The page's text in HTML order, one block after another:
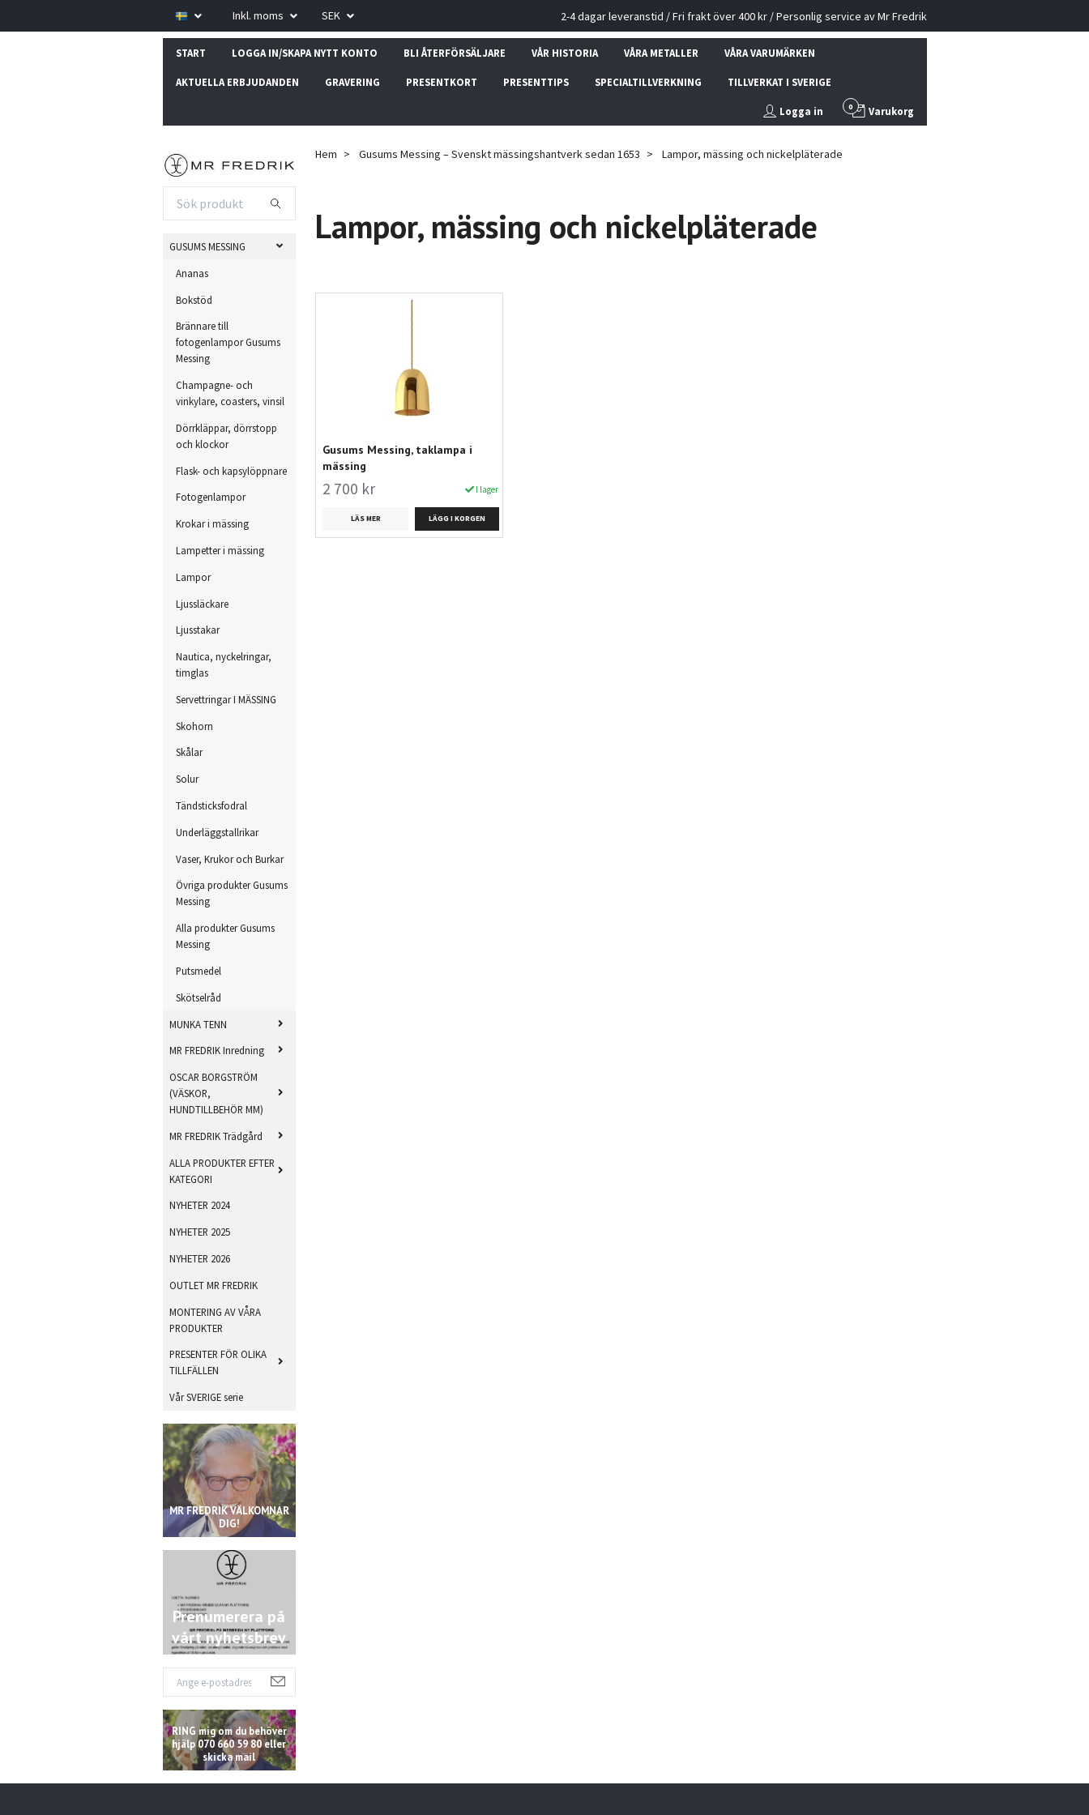
Inkl. moms SEK 2-4 dagar leveranstid / Fri frakt över 400 kr / Personlig service av Mr Fredrik
START LOGGA IN/SKAPA NYTT KONTO BLI ÅTERFÖRSÄLJARE VÅR HISTORIA VÅRA METALLER VÅRA VARUMÄRKEN
AKTUELLA ERBJUDANDEN GRAVERING PRESENTKORT PRESENTTIPS SPECIALTILLVERKNING TILLVERKAT I SVERIGE
Logga in 0 Varukorg
GUSUMS MESSING
Ananas
Bokstöd
Brännare till
fotogenlampor Gusums
Messing
Champagne- och
vinkylare, coasters, vinsil
Dörrkläppar, dörrstopp
och klockor
Flask- och kapsylöppnare
Fotogenlampor
Krokar i mässing
Lampetter i mässing
Lampor
Ljussläckare
Ljusstakar
Nautica, nyckelringar,
timglas
Servettringar I MÄSSING
Skohorn
Skålar
Solur
Tändsticksfodral
Underläggstallrikar
Vaser, Krukor och Burkar
Övriga produkter Gusums
Messing
Alla produkter Gusums
Messing
Putsmedel
Skötselråd
MUNKA TENN
MR FREDRIK Inredning
OSCAR BORGSTRÖM
(VÄSKOR,
HUNDTILLBEHÖR MM)
MR FREDRIK Trädgård
ALLA PRODUKTER EFTER
KATEGORI
NYHETER 2024
NYHETER 2025
NYHETER 2026
OUTLET MR FREDRIK
MONTERING AV VÅRA
PRODUKTER
PRESENTER FÖR OLIKA
TILLFÄLLEN
Vår SVERIGE serie
MR FREDRIK VÄLKOMNAR
DIG!
Prenumerera på
vårt nyhetsbrev
RING mig om du behöver
hjälp 070 660 59 80 eller
skicka mail
Hem Gusums Messing – Svenskt mässingshantverk sedan 1653 Lampor, mässing och nickelpläterade
Lampor, mässing och nickelpläterade
Gusums Messing, taklampa i
mässing
2 700 kr I lager
LÄS MER